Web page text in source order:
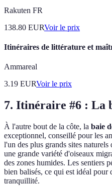
Rakuten FR
138.80 EURVoir le prix
Itinéraires de littérature et
Ammareal
3.19 EURVoir le prix
7. Itinéraire #6 : La
À l'autre bout de la côte, la baie
exceptionnel, conseillé pour les
l'un des plus grands sites
une grande variété d'oiseaux
des zones humides. Les sentiers
bien balisés, ce qui est idéal
tranquillité.